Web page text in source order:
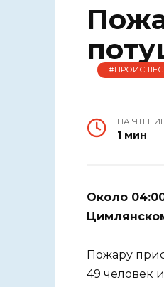
НА
1 мин
Около
Пожару
49 человек